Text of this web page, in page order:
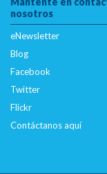
nosotros
eNewsletter
Blog
Facebook
Twitter
Flickr
Contáctanos aquí